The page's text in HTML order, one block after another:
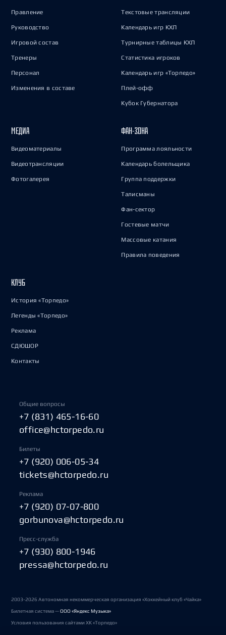
Правление
Руководство
Игровой состав
Тренеры
Персонал
Изменения в составе
Текстовые трансляции
Календарь игр КХЛ
Турнирные таблицы КХЛ
Статистика игроков
Календарь игр «Торпедо»
Плей-офф
Кубок Губернатора
МЕДИА
Видеоматериалы
Видеотрансляции
Фотогалерея
ФАН-ЗОНА
Программа лояльности
Календарь болельщика
Группа поддержки
Талисманы
Фан-сектор
Гостевые матчи
Массовые катания
Правила поведения
КЛУБ
История «Торпедо»
Легенды «Торпедо»
Реклама
СДЮШОР
Контакты
Общие вопросы
+7 (831) 465-16-60
office@hctorpedo.ru
Билеты
+7 (920) 006-05-34
tickets@hctorpedo.ru
Реклама
+7 (920) 07-07-800
gorbunova@hctorpedo.ru
Пресс-служба
+7 (930) 800-1946
pressa@hctorpedo.ru
2003-2026 Автономная некоммерческая организация «Хоккейный клуб «Чайка»
Билетная система —ООО «Яндекс Музыка»
Условия пользования сайтами ХК «Торпедо»